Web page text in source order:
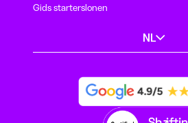
Gids starterslonen
NL